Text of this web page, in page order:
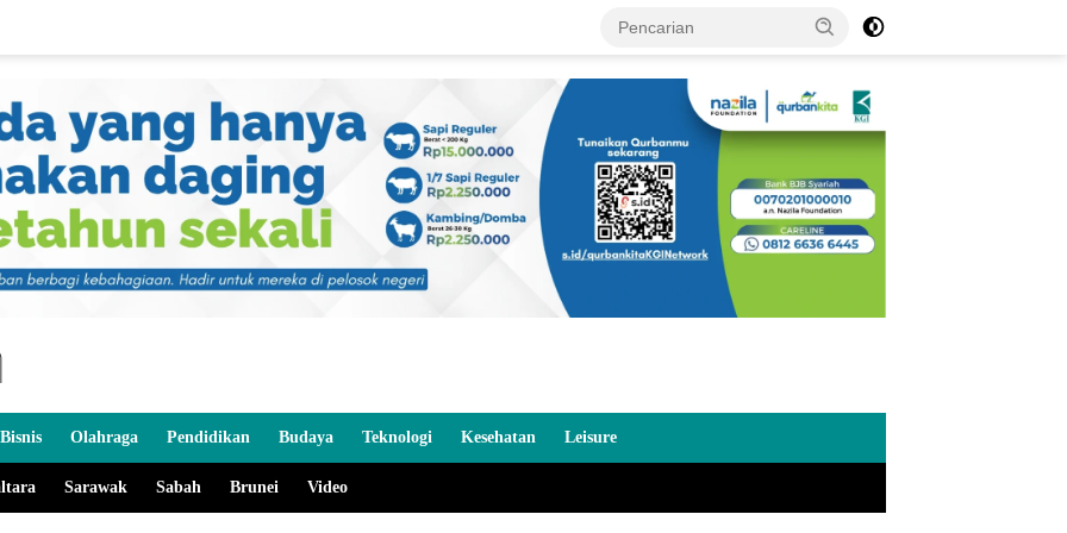
Olahraga Pendidikan Budaya Teknologi Kesehatan Leisure
Sarawak Sabah Brunei Video